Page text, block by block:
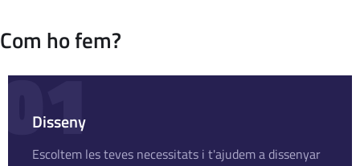
Com ho fem?
01
Disseny
Escoltem les teves necessitats i t'ajudem a dissenyar